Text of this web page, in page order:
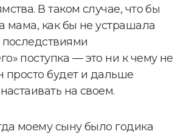
В таком случае, что бы
мама, как бы не устрашала
поступка — это ни к чему не
просто будет и дальше
на своем.
моему сыну было годика